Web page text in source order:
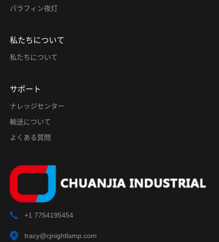
パラフィン夜灯
私たちについて
私たちについて
サポート
ナレッジセンター
輸送について
よくある質問
+1 7754195454
tracy@cjnightlamp.com